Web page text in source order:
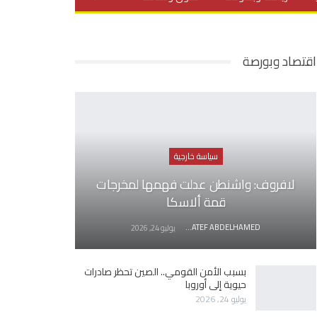
اقتصاد وبورصة
سياسة خارجية
لافروف: واشنطن عدلت فهمها لمخرجات
قمة ألاسكا
AWATEF ABDELHAMED يوليو 24, 2026
بسبب الأمن القومي.. الصين تحظر صادرات
حيوية إلى أوروبا
يوليو 24, 2026